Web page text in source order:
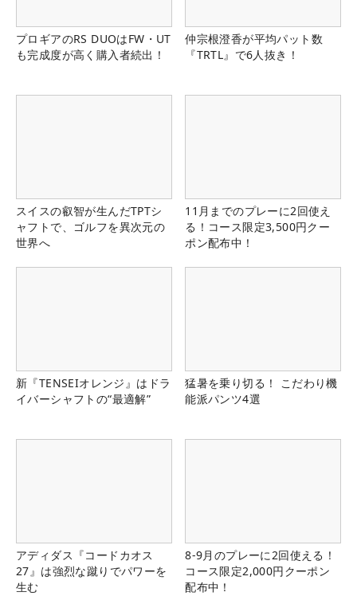
プロギアのRS DUOはFW・UT
も完成度が高く購入者続出！
仲宗根澄香が平均パット数
『TRTL』で6人抜き！
スイスの叡智が生んだTPTシ
ャフトで、ゴルフを異次元の
世界へ
11月までのプレーに2回使え
る！コース限定3,500円クー
ポン配布中！
新『TENSEIオレンジ』はドラ
イバーシャフトの“最適解”
猛暑を乗り切る！ こだわり機
能派パンツ4選
アディダス『コードカオス
27』は強烈な蹴りでパワーを
生む
8-9月のプレーに2回使える！
コース限定2,000円クーポン
配布中！